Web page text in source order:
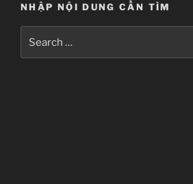
NHẬP NỘI DUNG CẦN TÌM